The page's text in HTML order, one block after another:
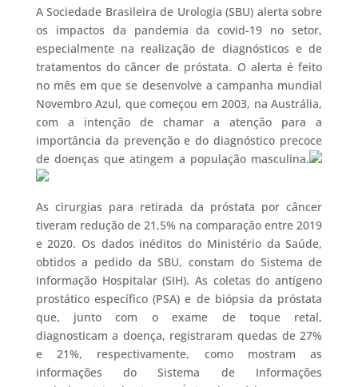
A Sociedade Brasileira de Urologia (SBU) alerta sobre
os impactos da pandemia da covid-19 no setor,
especialmente na realização de diagnósticos e de
tratamentos do câncer de próstata. O alerta é feito
no mês em que se desenvolve a campanha mundial
Novembro Azul, que começou em 2003, na Austrália,
com a intenção de chamar a atenção para a
importância da prevenção e do diagnóstico precoce
de doenças que atingem a população masculina.
As cirurgias para retirada da próstata por câncer
tiveram redução de 21,5% na comparação entre 2019
e 2020. Os dados inéditos do Ministério da Saúde,
obtidos a pedido da SBU, constam do Sistema de
Informação Hospitalar (SIH). As coletas do antígeno
prostático específico (PSA) e de biópsia da próstata
que, junto com o exame de toque retal,
diagnosticam a doença, registraram quedas de 27%
e 21%, respectivamente, como mostram as
informações do Sistema de Informações